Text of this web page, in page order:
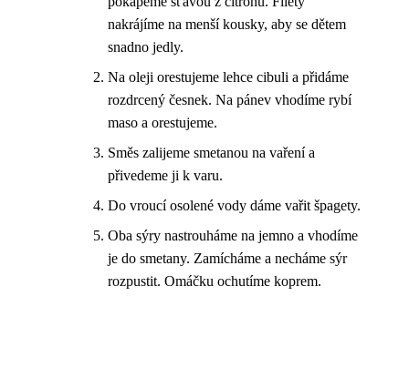
nakrájíme na menší kousky, aby se dětem
snadno jedly.
Na oleji orestujeme lehce cibuli a přidáme
rozdrcený česnek. Na pánev vhodíme rybí
maso a orestujeme.
Směs zalijeme smetanou na vaření a
přivedeme ji k varu.
Do vroucí osolené vody dáme vařit špagety.
Oba sýry nastrouháme na jemno a vhodíme
je do smetany. Zamícháme a necháme sýr
rozpustit. Omáčku ochutíme koprem.